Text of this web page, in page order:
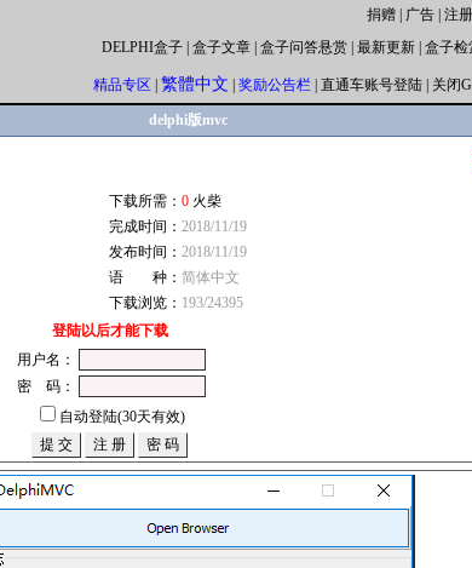
捐赠 广告 注册
DELPHI盒子 盒子文章 盒子问答悬赏 最新更新 盒子检
精品专区 繁體中文 奖励公告栏 直通车账号登陆 关闭
delphi版mvc
下载所需： 0 火柴
完成时间： 2018/11/19
发布时间： 2018/11/19
语 种： 简体中文
下载浏览： 193/24395
登陆以后才能下载
用户名：
密 码：
自动登陆(30天有效)